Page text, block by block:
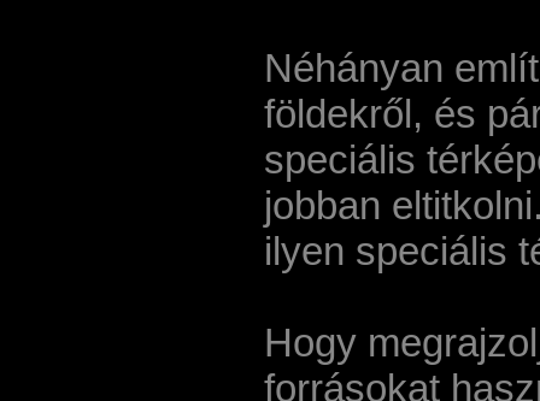
Néhányan
földekről, és
speciális
jobban
ilyen speciális
Hogy
forrásokat